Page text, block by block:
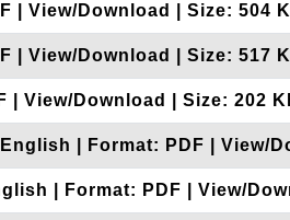
| View/Download | Size: 504
| View/Download | Size: 517
View/Download | Size: 202
| Format: PDF | View/
| Format: PDF | View/